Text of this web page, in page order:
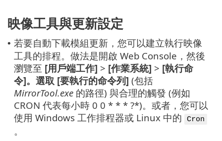
映像工具與更新設定
• 若要自動下載模組更新，您可以建立執行映像
工具的排程。做法是開啟 Web Console，然後
瀏覽至 [用戶端工作] > [作業系統] > [執行命
令]。選取 [要執行的命令列] (包括
MirrorTool.exe 的路徑) 與合理的觸發 (例如
CRON 代表每小時 0 0 * * * ?*)。或者，您可以
使用 Windows 工作排程器或 Linux 中的
Cron
。